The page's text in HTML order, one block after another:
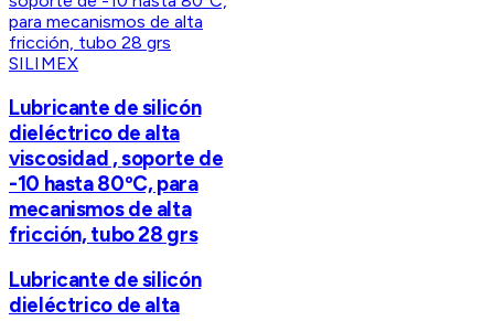
SILIMEX
Lubricante de silicón
dieléctrico de alta
viscosidad , soporte de
-10 hasta 80ºC, para
mecanismos de alta
fricción, tubo 28 grs
Lubricante de silicón
dieléctrico de alta